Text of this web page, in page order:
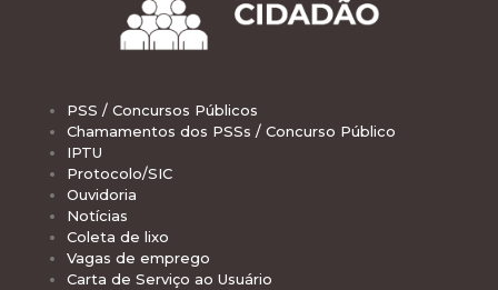
PSS / Concursos Públicos
Chamamentos dos PSSs / Concurso Público
IPTU
Protocolo/SIC
Ouvidoria
Notícias
Coleta de lixo
Vagas de emprego
Carta de Serviço ao Usuário